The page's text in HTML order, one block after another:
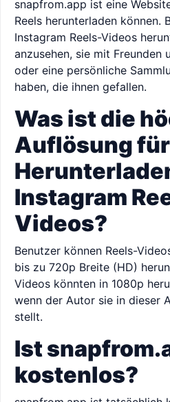
snapfrom.app ist eine
Reels herunterladen können.
Instagram Reels-Videos
anzusehen, sie mit Freunden
oder eine persönliche
haben, die ihnen gefallen.
Was ist die
Auflösung
Instagram
Videos?
Benutzer können Reels-
bis zu 720p Breite (HD)
Videos könnten in 1080p
wenn der Autor sie in dieser
stellt.
Ist
kostenlos?